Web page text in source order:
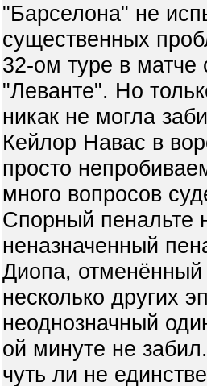
"Барселона" не
существенных
32-ом туре в матче
"Леванте". Но
никак не могла
Кейлор Навас в
просто
много вопросов
Спорный пенальте
неназначенный
Диопа, отменённый
несколько других
неоднозначный
ой минуте не
чуть ли не